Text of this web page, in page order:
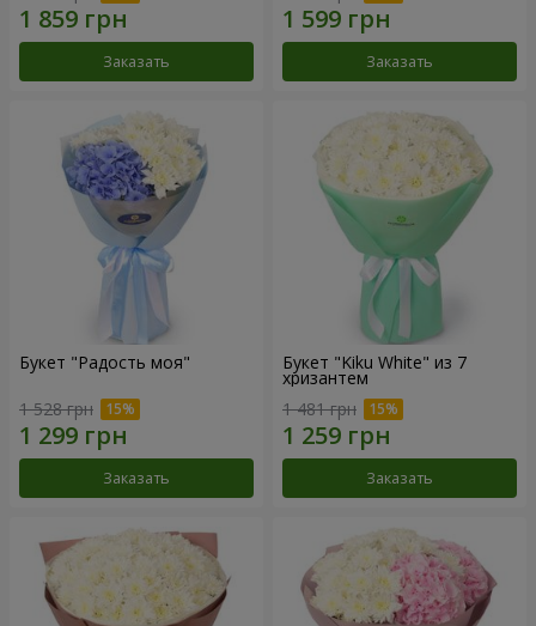
Заказать Заказать
Букет "Радость моя"
1 528 грн
Заказать
Букет "Kiku White" из 7
хризантем
1 481 грн
Заказать